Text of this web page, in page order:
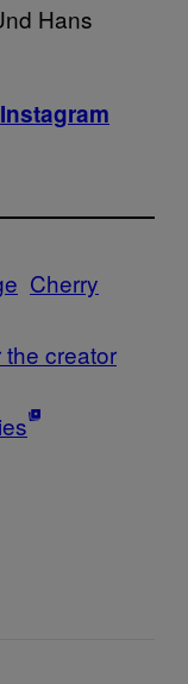
Hans
Instagram
Cherry
the creator